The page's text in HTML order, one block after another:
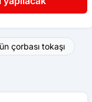
çorbası tokaşı